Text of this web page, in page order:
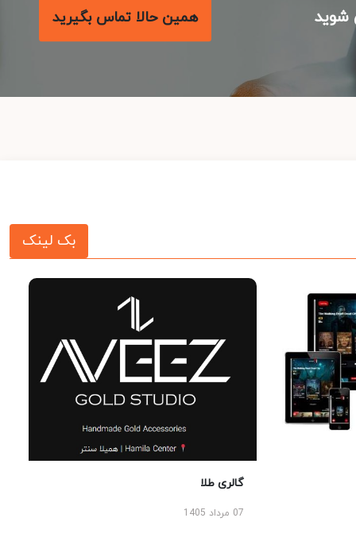
همین حالا تماس بگیرید
بک لینک
گالری طلا
07 مرداد 1405